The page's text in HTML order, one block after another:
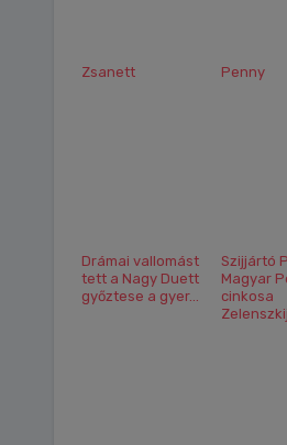
Zsanett Penny
Drámai vallomást
tett a Nagy Duett
győztese a gyer...
Szijjártó
Magyar
cinkosa